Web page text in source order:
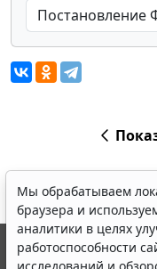
Мы обрабатываем
браузера и
аналитики в целях
работоспособности
© ООО "НПП "ГАРАНТ-